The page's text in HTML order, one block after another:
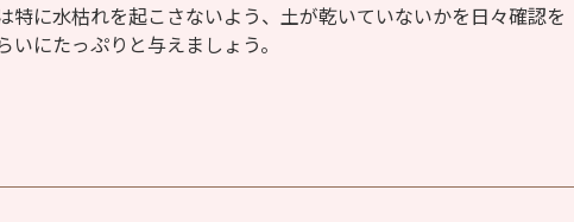
特に水枯れを起こさないよう、土が乾いていないかを日々確認を
にたっぷりと与えましょう。